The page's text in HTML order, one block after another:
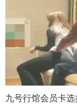
九号行馆会员卡